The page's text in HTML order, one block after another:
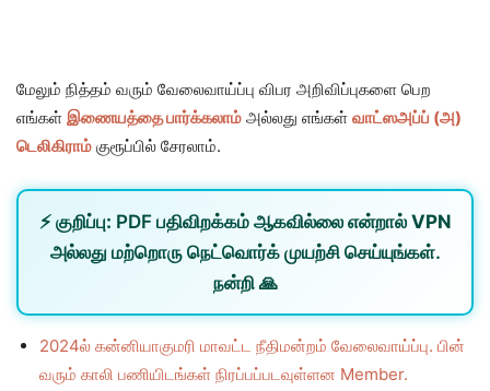
மேலும் நித்தம் வரும் வேலைவாய்ப்பு விபர அறிவிப்புகளை பெற
எங்கள் இணையத்தை பார்க்கலாம் அல்லது எங்கள் வாட்ஸஅப்ப் (அ)
டெலிகிராம் குரூப்பில் சேரலாம்.
⚡ குறிப்பு: PDF பதிவிறக்கம் ஆகவில்லை என்றால் VPN
அல்லது மற்றொரு நெட்வொர்க்முயற்சி செய்யுங்கள்.
நன்றி 🙏
2024ல் கன்னியாகுமரி மாவட்ட நீதிமன்றம் வேலைவாய்ப்பு. பின்
வரும் காலி பணியிடங்கள் நிரப்பப்படவுள்ளன Member.